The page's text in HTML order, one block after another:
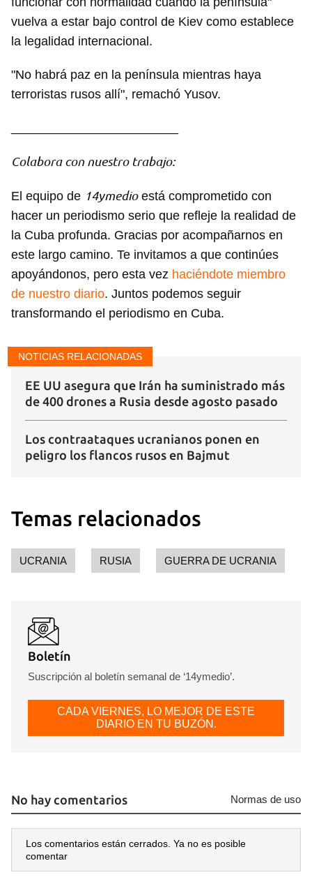
Guardar como favorito
Para poder guardar como favorito, primero has de
iniciar sesión con tu cuenta de 14ymedio.
vuelva a estar bajo control de Kiev como establece
la legalidad internacional.
"No habrá paz en la península mientras haya
terroristas rusos allí", remachó Yusov.
Colabora con nuestro trabajo:
El equipo de 14ymedioestá comprometido con
hacer un periodismo serio que refleje la realidad de
la Cuba profunda. Gracias por acompañarnos en
este largo camino. Te invitamos a que continúes
apoyándonos, pero esta vez haciéndote miembro
de nuestro diario. Juntos podemos seguir
transformando el periodismo en Cuba.
NOTICIAS RELACIONADAS
EE UU asegura que Irán ha suministrado más
de 400 drones a Rusia desde agosto pasado
Los contraataques ucranianos ponen en
peligro los flancos rusos en Bajmut
Temas relacionados
UCRANIA RUSIA GUERRA DE UCRANIA
Boletín
Suscripción al boletín semanal de ‘14ymedio’.
CADA VIERNES, LO MEJOR DE ESTE
DIARIO EN TU BUZÓN.
No hay comentarios Normas de uso
Los comentarios están cerrados. Ya no es posible
comentar